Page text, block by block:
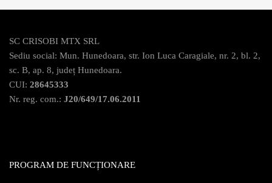
SC CRISOBI MTX SRL
Sediu social: Mun. Hunedoara, str. Ion Luca Caragiale, nr. 2, bl. 2,
sc. B, ap. 8, județ Hunedoara.
CUI: 28645333
Nr. reg. com.: J20/649/17.06.2011
PROGRAM DE FUNCȚIONARE